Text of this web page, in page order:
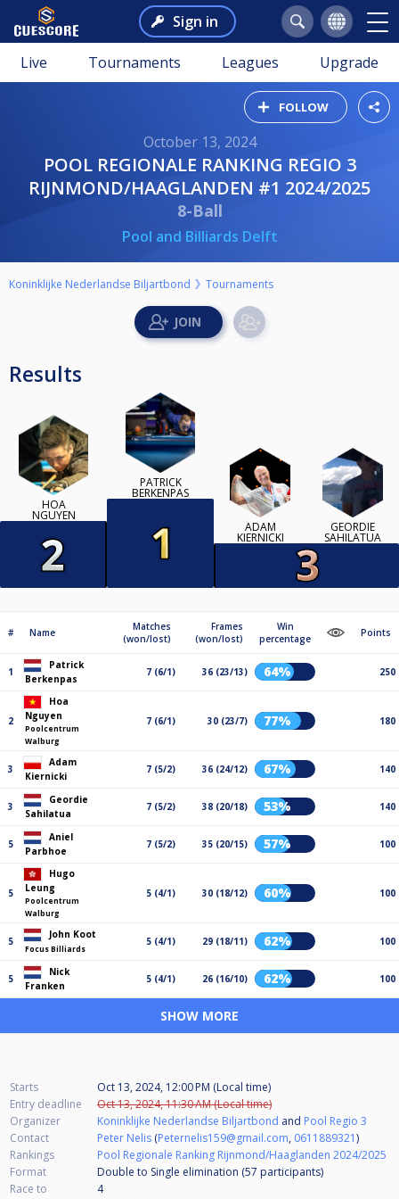
Sign in
Live Tournaments Leagues Upgrade
FOLLOW
October 13, 2024
POOL REGIONALE RANKING REGIO 3
RIJNMOND/HAAGLANDEN #1 2024/2025
8-Ball
Pool and Billiards Delft
Koninklijke Nederlandse Biljartbond Tournaments
Results
HOA
NGUYEN
PATRICK
BERKENPAS
ADAM
KIERNICKI
GEORDIE
SAHILATUA
# Name
Matches
(won/lost)
Frames
(won/lost)
Win
percentage
Points
1
Patrick
Berkenpas
7 (6/1) 36 (23/13) 64% 250
2
Hoa
Nguyen
Poolcentrum
Walburg
7 (6/1) 30 (23/7) 77% 180
3
Adam
Kiernicki
7 (5/2) 36 (24/12) 67% 140
3
Geordie
Sahilatua
7 (5/2) 38 (20/18) 53% 140
5
Aniel
Parbhoe
7 (5/2) 35 (20/15) 57% 100
5
Hugo
Leung
Poolcentrum
Walburg
5 (4/1) 30 (18/12) 60% 100
5
John Koot
Focus Billiards
5 (4/1) 29 (18/11) 62% 100
5
Nick
Franken
5 (4/1) 26 (16/10) 62% 100
SHOW MORE
Starts
Oct 13, 2024, 12:00 PM (Local time)
Entry deadline
Oct 13, 2024, 11:30 AM (Local time)
Organizer
Koninklijke Nederlandse Biljartbond and Pool Regio 3
Contact
Peter Nelis (Peternelis159@gmail.com, 0611889321)
Rankings
Pool Regionale Ranking Rijnmond/Haaglanden 2024/2025
Format
Double to Single elimination (57 participants)
Race to
4